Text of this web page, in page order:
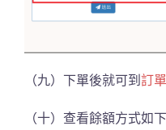
（九）下單後就可到訂
（十）查看餘額方式如下